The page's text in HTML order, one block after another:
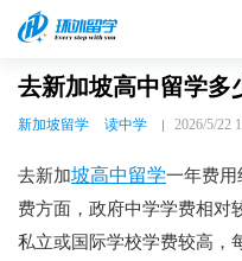
去新加坡高中留学多
新加坡留学 读中学 2026/5/22
去新加坡高中留学一年费用
费方面，政府中学学费相对
私立或国际学校学费较高，